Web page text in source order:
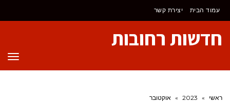
לתוכן
עמוד הבית יצירת קשר
חדשות רחובות
ראשי »
2023
» אוקטובר